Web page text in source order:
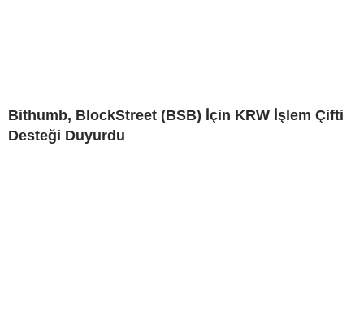
Bithumb, BlockStreet (BSB) İçin KRW İşlem Çifti
Desteği Duyurdu